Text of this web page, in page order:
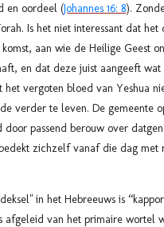
en oordeel (Johannes 16: 8).
Is het niet interessant dat het
aan wie de Heilige Geest
en dat deze juist aangeeft wat
het vergoten bloed van Yeshua
verder te leven. De gemeente
door passend berouw over
zichzelf vanaf die dag met
in het Hebreeuws is
afgeleid van het primaire wortel